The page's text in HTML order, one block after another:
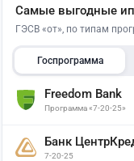
Самые выгодные
ГЭСВ «от», по типам
Госпрограмма
Freedom Bank
Программа «7-20-25»
Банк
7-20-25